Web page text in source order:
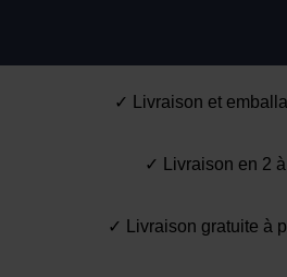
✓ Livraison et
✓ Livraison en 2
✓ Livraison gratuite à